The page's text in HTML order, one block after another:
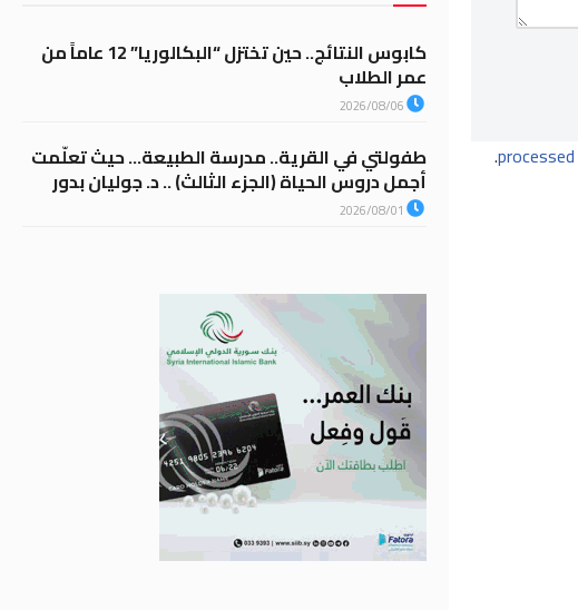
.
كابوس النتائج.. حين تختزل “البكالوريا” 12 عاماً من
عمر الطلاب
2026/08/06
طفولتي في القرية.. مدرسة الطبيعة… حيث تعلّمت
أجمل دروس الحياة (الجزء الثالث) .. د. جوليان بدور
2026/08/01